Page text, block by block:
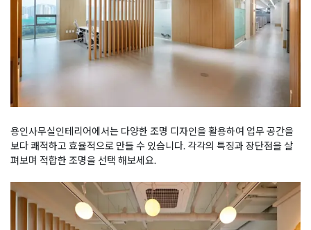
용인사무실인테리어에서는 다양한 조명 디자인을 활용하여 업무 공간을
보다 쾌적하고 효율적으로 만들 수 있습니다. 각각의 특징과 장단점을 살
펴보며 적합한 조명을 선택 해보세요.